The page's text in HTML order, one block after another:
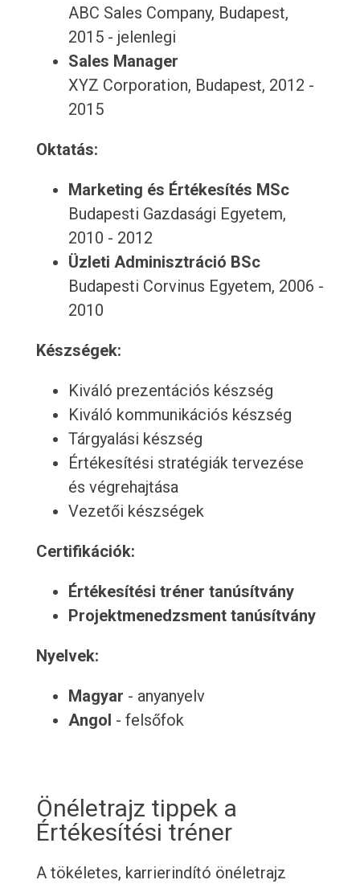
ABC Sales Company, Budapest,
2015 - jelenlegi
Sales Manager
XYZ Corporation, Budapest, 2012 -
2015
Oktatás:
Marketing és Értékesítés MSc
Budapesti Gazdasági Egyetem,
2010 - 2012
Üzleti Adminisztráció BSc
Budapesti Corvinus Egyetem, 2006 -
2010
Készségek:
Kiváló prezentációs készség
Kiváló kommunikációs készség
Tárgyalási készség
Értékesítési stratégiák tervezése
és végrehajtása
Vezetői készségek
Certifikációk:
Értékesítési tréner tanúsítvány
Projektmenedzsment tanúsítvány
Nyelvek:
Magyar - anyanyelv
Angol - felsőfok
Önéletrajz tippek a
Értékesítési tréner
A tökéletes, karrierindító önéletrajz